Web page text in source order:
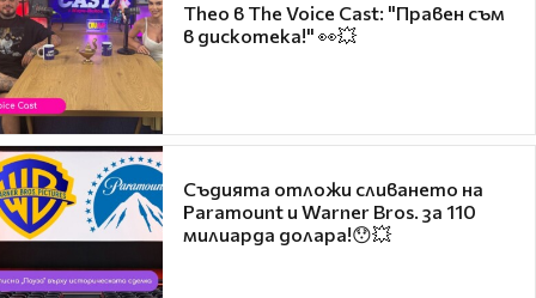
Theo в The Voice Cast: "Правен съм
в дискотека!" 👀💥
Съдията отложи сливането на
Paramount и Warner Bros. за 110
милиарда долара!😯💥